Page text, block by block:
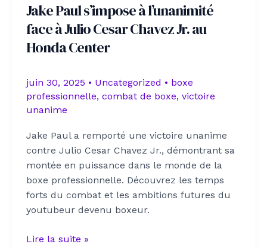
Jake Paul s’impose à l’unanimité
face à Julio Cesar Chavez Jr. au
Honda Center
juin 30, 2025 • Uncategorized • boxe
professionnelle, combat de boxe, victoire
unanime
Jake Paul a remporté une victoire unanime
contre Julio Cesar Chavez Jr., démontrant sa
montée en puissance dans le monde de la
boxe professionnelle. Découvrez les temps
forts du combat et les ambitions futures du
youtubeur devenu boxeur.
Jake
Lire la suite »